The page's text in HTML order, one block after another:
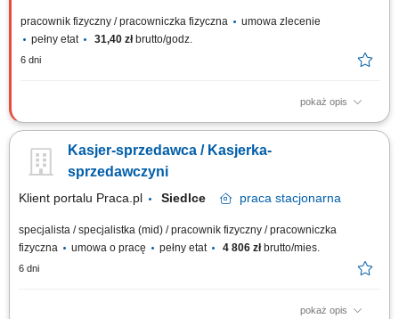
pracownik fizyczny / pracowniczka fizyczna
umowa zlecenie
pełny etat
31,40 złbrutto/godz.
6 dni
pokaż opis
Twoje główne zadania: zapewnienie profesjonalnej obsługi Klientów
właściwą ekspozycję produktów monitorowanie terminów przydatności
do spożycia
Kasjer-sprzedawca / Kasjerka-
sprzedawczyni
Klient portalu Praca.pl Siedlce praca stacjonarna
specjalista / specjalistka (mid) / pracownik fizyczny / pracowniczka
fizyczna
umowa o pracę pełny etat 4 806 złbrutto/mies.
6 dni
pokaż opis